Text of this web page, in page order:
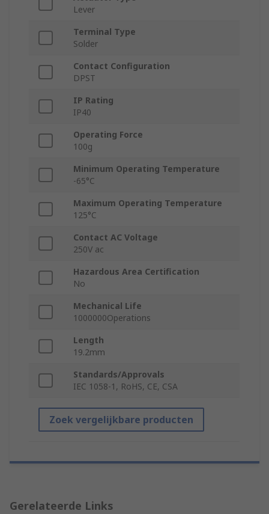
Lever
Terminal Type
Solder
Contact Configuration
DPST
IP Rating
IP40
Operating Force
100g
Minimum Operating Temperature
-65°C
Maximum Operating Temperature
125°C
Contact AC Voltage
250V ac
Hazardous Area Certification
No
Mechanical Life
1000000Operations
Length
19.2mm
Standards/Approvals
IEC 1058-1, RoHS, CE, CSA
Zoek vergelijkbare producten
Gerelateerde Links